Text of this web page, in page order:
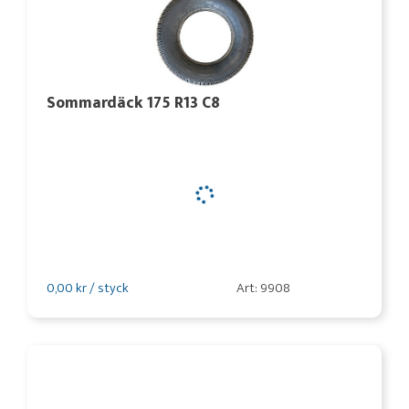
Sommardäck 175 R13 C8
0,00 kr / styck Art: 9908